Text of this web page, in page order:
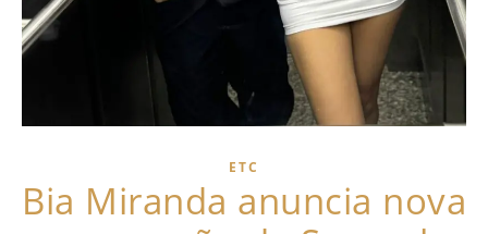
ETC
Bia Miranda anuncia nova